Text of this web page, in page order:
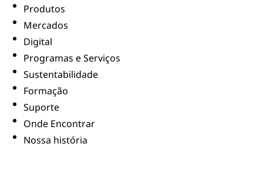
Produtos
Mercados
Digital
Programas e Serviços
Sustentabilidade
Formação
Suporte
Onde Encontrar
Nossa história